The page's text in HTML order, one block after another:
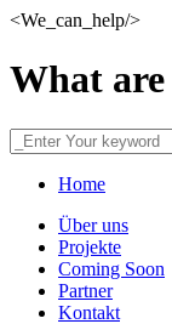
<We_can_help/>
What
Home
Über uns
Projekte
Coming Soon
Partner
Kontakt